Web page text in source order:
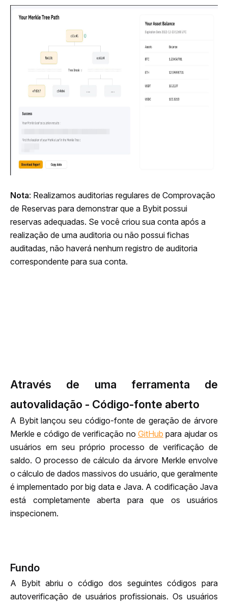
Nota: Realizamos auditorias regulares de Comprovação
de Reservas para demonstrar que a Bybit possui
reservas adequadas. Se você criou sua conta após a
realização de uma auditoria ou não possui fichas
auditadas, não haverá nenhum registro de auditoria
correspondente para sua conta.
Através de uma ferramenta de
autovalidação - Código-fonte aberto
A Bybit lançou seu código-fonte de geração de árvore
Merkle e código de verificação no GitHub para ajudar os
usuários em seu próprio processo de verificação de
saldo. O processo de cálculo da árvore Merkle envolve
o cálculo de dados massivos do usuário, que geralmente
é implementado por big data e Java. A codificação Java
está completamente aberta para que os usuários
inspecionem.
Fundo
A Bybit abriu o código dos seguintes códigos para
autoverificação de usuários profissionais. Os usuários